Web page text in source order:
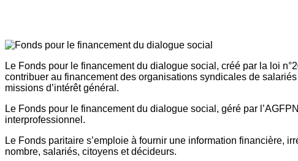
Le Fonds pour le financement du dialogue social, créé par la loi
contribuer au financement des organisations syndicales de
missions d’intérêt général.
Le Fonds pour le financement du dialogue social, géré par
interprofessionnel.
Le Fonds paritaire s’emploie à fournir une information financière,
nombre, salariés, citoyens et décideurs.